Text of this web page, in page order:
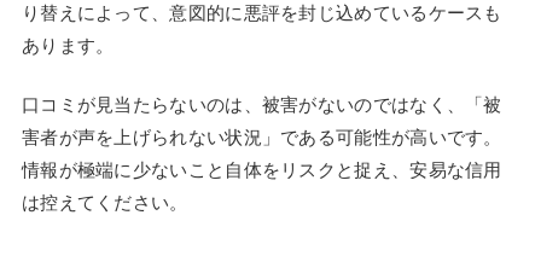
り替えによって、意図的に悪評を封じ込めているケースも
あります。
口コミが見当たらないのは、被害がないのではなく、「被
害者が声を上げられない状況」である可能性が高いです。
情報が極端に少ないこと自体をリスクと捉え、安易な信用
は控えてください。